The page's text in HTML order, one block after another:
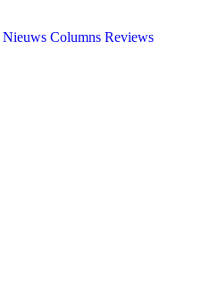
Nieuws Columns Reviews